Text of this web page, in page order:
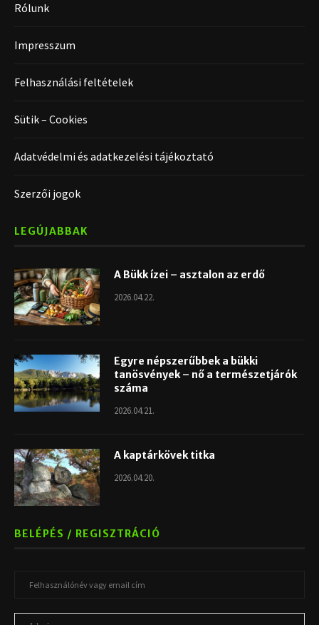
Rólunk
Impresszum
Felhasználási feltételek
Sütik – Cookies
Adatvédelmi és adatkezelési tájékoztató
Szerzői jogok
LEGÚJABBAK
A Bükk ízei – asztalon az erdő
2026.04.22.
Egyre népszerűbbek a bükki
tanösvények – nő a természetjárók
száma
2026.04.21.
A kaptárkövek titka
2026.04.20.
BELÉPÉS / REGISZTRÁCIÓ